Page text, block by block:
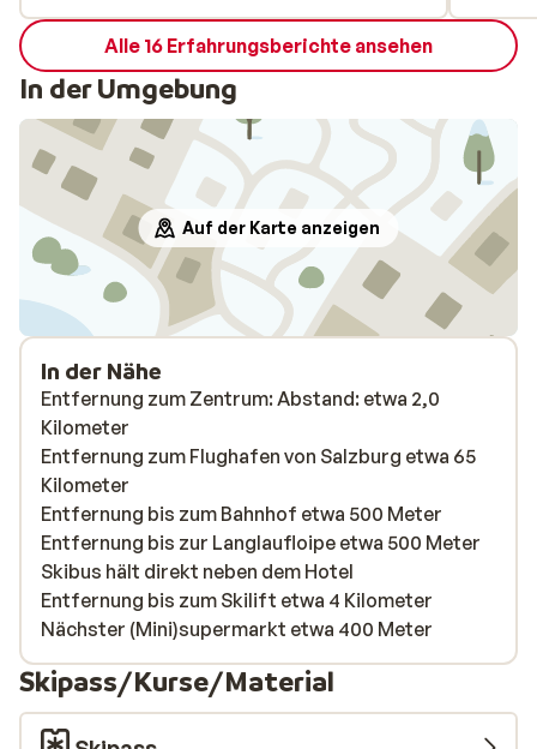
reis
Alle 16 Erfahrungsberichte ansehen
In der Umgebung
Auf der Karte anzeigen
In der Nähe
Entfernung zum Zentrum: Abstand: etwa 2,0
Kilometer
Entfernung zum Flughafen von Salzburg etwa 65
Kilometer
Entfernung bis zum Bahnhof etwa 500 Meter
Entfernung bis zur Langlaufloipe etwa 500 Meter
Skibus hält direkt neben dem Hotel
Entfernung bis zum Skilift etwa 4 Kilometer
Nächster (Mini)supermarkt etwa 400 Meter
Skipass/Kurse/Material